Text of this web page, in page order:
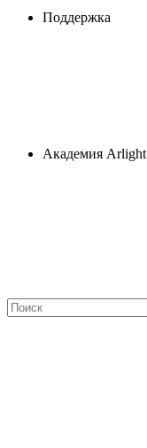
Поддержка
Академия Arlight